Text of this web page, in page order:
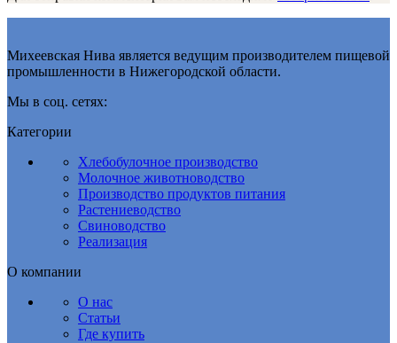
Михеевская Нива является ведущим производителем пищевой
промышленности в Нижегородской области.
Мы в соц. сетях:
Категории
Хлебобулочное производство
Молочное животноводство
Производство продуктов питания
Растениеводство
Свиноводство
Реализация
О компании
О нас
Статьи
Где купить